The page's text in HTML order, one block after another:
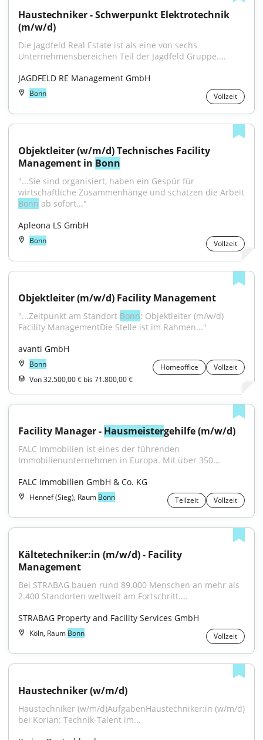
Haustechniker - Schwerpunkt Elektrotechnik
(m/w/d)
Die Jagdfeld Real Estate ist als eine von sechs
Unternehmensbereichen Teil der Jagdfeld Gruppe....
JAGDFELD RE Management GmbH
Bonn Vollzeit
Objektleiter (w/m/d) Technisches Facility
Management in Bonn
"...Sie sind organisiert, haben ein Gespür für
Bonn ab sofort..."
Apleona LS GmbH
Bonn Vollzeit
Objektleiter (m/w/d) Facility Management
"...Zeitpunkt am Standort Bonn: Objektleiter (m/w/d)
Facility ManagementDie Stelle ist im Rahmen..."
avanti GmbH
Bonn Homeoffice
Vollzeit
Von 32.500,00 € bis 71.800,00 €
Facility Manager - Hausmeistergehilfe (m/w/d)
FALC Immobilien ist eines der führenden
Immobilienunternehmen in Europa. Mit über 350...
FALC Immobilien GmbH & Co. KG
Hennef (Sieg), Raum Bonn Teilzeit Vollzeit
Kältetechniker:in (m/w/d) - Facility
Management
Bei STRABAG bauen rund 89.000 Menschen an mehr als
2.400 Standorten weltweit am Fortschritt....
STRABAG Property and Facility Services GmbH
Köln, Raum Bonn Vollzeit
Haustechniker (w/m/d)
Haustechniker (w/m/d)AufgabenHaustechniker:in (w/m/d)
bei Korian: Technik-Talent im...